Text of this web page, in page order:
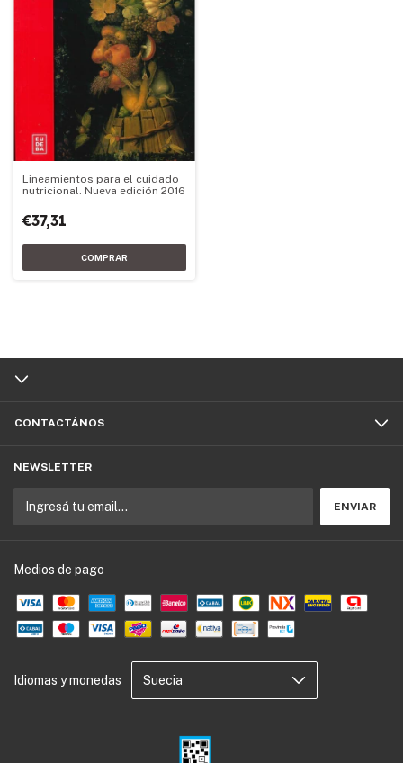
Lineamientos para el cuidado
nutricional. Nueva edición 2016
€37,31
CONTACTÁNOS
NEWSLETTER
Medios de pago
Idiomas y monedas